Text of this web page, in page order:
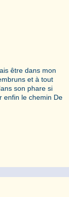
être dans mon
et à tout
son phare si
enfin le chemin De